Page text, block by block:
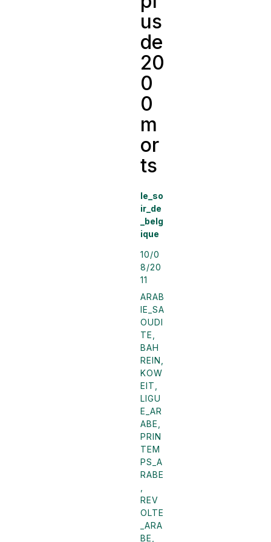
us
de
20
0
0
m
or
ts
le_so
ir_de
_belg
ique
10/0
8/20
11
ARAB
IE_SA
OUDI
TE
BAH
REIN
KOW
EIT
LIGU
E_AR
ABE
PRIN
TEM
PS_A
RABE
REV
OLTE
_ARA
BE